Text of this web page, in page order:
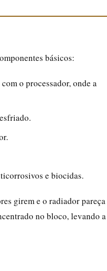
básicos:
o processador, onde a
e biocidas.
girem e o radiador pareça
no bloco, levando a